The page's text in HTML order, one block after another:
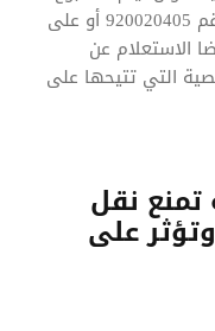
حيث يمكنك التواصل مع المرور على رقم 920020405 أو على
أيضا الاستعلام عن
التي تتيحها على
تمنع نقل
على